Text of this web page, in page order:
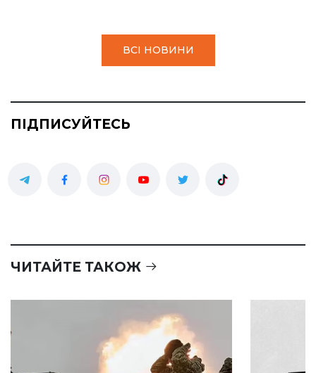
ВСІ НОВИНИ
ПІДПИСУЙТЕСЬ
ЧИТАЙТЕ ТАКОЖ